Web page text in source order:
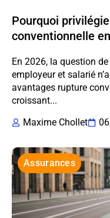
Pourquoi
conventionnelle
En 2026, la question
employeur et salarié
avantages rupture
croissant...
Maxime Chollet
Assurances